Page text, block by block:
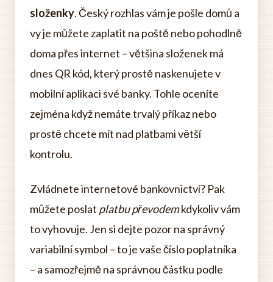
složenky. Český rozhlas vám je pošle domů a
vy je můžete zaplatit na poště nebo pohodlně
doma přes internet – většina složenek má
dnes QR kód, který prostě naskenujete v
mobilní aplikaci své banky. Tohle oceníte
zejména když nemáte trvalý příkaz nebo
prostě chcete mít nad platbami větší
kontrolu.
Zvládnete internetové bankovnictví? Pak
můžete poslat platbu převodemkdykoliv vám
to vyhovuje. Jen si dejte pozor na správný
variabilní symbol – to je vaše číslo poplatníka
– a samozřejmě na správnou částku podle